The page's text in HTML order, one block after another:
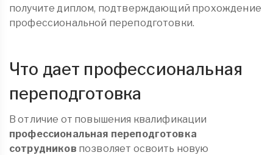
получите диплом, подтверждающий прохождение
профессиональной переподготовки.
Что дает профессиональная
переподготовка
В отличие от повышения квалификации
профессиональная переподготовка
сотрудников позволяет освоить новую